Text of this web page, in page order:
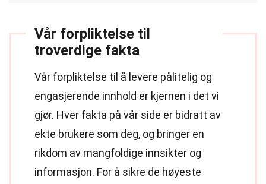
Vår forpliktelse til
troverdige fakta
Vår forpliktelse til å levere pålitelig og
engasjerende innhold er kjernen i det vi
gjør. Hver fakta på vår side er bidratt av
ekte brukere som deg, og bringer en
rikdom av mangfoldige innsikter og
informasjon. For å sikre de høyeste